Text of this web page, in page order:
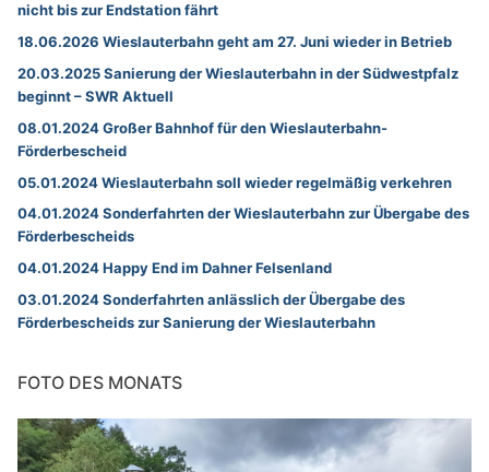
nicht bis zur Endstation fährt
18.06.2026 Wieslauterbahn geht am 27. Juni wieder in Betrieb
20.03.2025 Sanierung der Wieslauterbahn in der Südwestpfalz
beginnt – SWR Aktuell
08.01.2024 Großer Bahnhof für den Wieslauterbahn-
Förderbescheid
05.01.2024 Wieslauterbahn soll wieder regelmäßig verkehren
04.01.2024 Sonderfahrten der Wieslauterbahn zur Übergabe des
Förderbescheids
04.01.2024 Happy End im Dahner Felsenland
03.01.2024 Sonderfahrten anlässlich der Übergabe des
Förderbescheids zur Sanierung der Wieslauterbahn
FOTO DES MONATS